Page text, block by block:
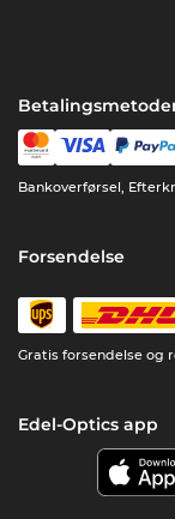
Bankoverførsel,
Forsendelse
Gratis forsendelse og
Edel-Optics app